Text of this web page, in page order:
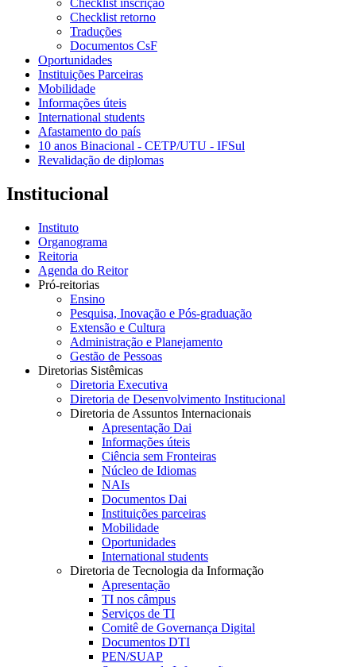
Checklist retorno
Traduções
Documentos CsF
Oportunidades
Instituições Parceiras
Mobilidade
Informações úteis
International students
Afastamento do país
10 anos Binacional - CETP/UTU - IFSul
Revalidação de diplomas
Institucional
Instituto
Organograma
Reitoria
Agenda do Reitor
Pró-reitorias
Ensino
Pesquisa, Inovação e Pós-graduação
Extensão e Cultura
Administração e Planejamento
Gestão de Pessoas
Diretorias Sistêmicas
Diretoria Executiva
Diretoria de Desenvolvimento Institucional
Diretoria de Assuntos Internacionais
Apresentação Dai
Informações úteis
Ciência sem Fronteiras
Núcleo de Idiomas
NAIs
Documentos Dai
Instituições parceiras
Mobilidade
Oportunidades
International students
Diretoria de Tecnologia da Informação
Apresentação
TI nos câmpus
Serviços de TI
Comitê de Governança Digital
Documentos DTI
PEN/SUAP